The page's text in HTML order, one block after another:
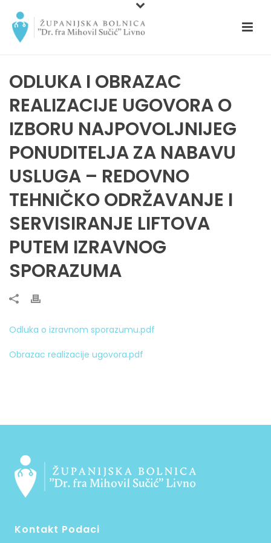
ODLUKA I OBRAZAC
REALIZACIJE UGOVORA O
IZBORU NAJPOVOLJNIJEG
PONUDITELJA ZA NABAVU
USLUGA – REDOVNO
TEHNIČKO ODRŽAVANJE I
SERVISIRANJE LIFTOVA
PUTEM IZRAVNOG
SPORAZUMA
Odluka o izravnom sporazumu.pdf
Obrazac realizacije ugovora.pdf
Kontakt Podaci